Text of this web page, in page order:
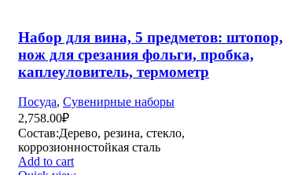
Набор для вина, 5 предметов: штопор,
нож для срезания фольги, пробка,
каплеуловитель, термометр
Посуда, Сувенирные наборы
2,758.00₽
Состав:Дерево, резина, стекло,
коррозионностойкая сталь
Add to cart